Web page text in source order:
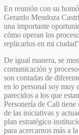
En reunión con su
Gerardo Mendoza
una importante
cómo operan los
replicarlos en mi
De igual manera, se
comunicación y
son contadas de
en lo personal soy muy
parecidos a los que
Personería de Cali
de las iniciativas y
plan estratégico
para acercarnos más a